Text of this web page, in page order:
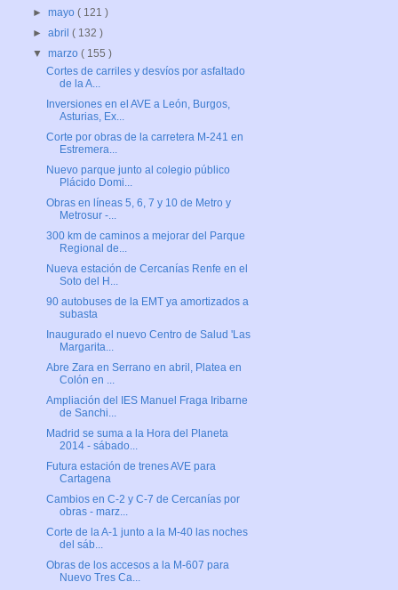
►mayo( 121 )
►abril( 132 )
▼marzo( 155 )
Cortes de carriles y desvíos por asfaltado
de la A...
Inversiones en el AVE a León, Burgos,
Asturias, Ex...
Corte por obras de la carretera M-241 en
Estremera...
Nuevo parque junto al colegio público
Plácido Domi...
Obras en líneas 5, 6, 7 y 10 de Metro y
Metrosur -...
300 km de caminos a mejorar del Parque
Regional de...
Nueva estación de Cercanías Renfe en el
Soto del H...
90 autobuses de la EMT ya amortizados a
subasta
Inaugurado el nuevo Centro de Salud 'Las
Margarita...
Abre Zara en Serrano en abril, Platea en
Colón en ...
Ampliación del IES Manuel Fraga Iribarne
de Sanchi...
Madrid se suma a la Hora del Planeta
2014 - sábado...
Futura estación de trenes AVE para
Cartagena
Cambios en C-2 y C-7 de Cercanías por
obras - marz...
Corte de la A-1 junto a la M-40 las noches
del sáb...
Obras de los accesos a la M-607 para
Nuevo Tres Ca...